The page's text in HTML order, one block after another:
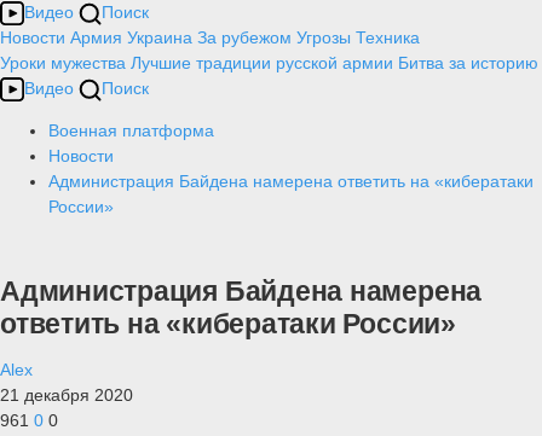
Видео
Поиск
Новости Армия Украина За рубежом Угрозы Техника
Уроки мужества Лучшие традиции русской армии Битва за историю
Видео
Поиск
Военная платформа
Новости
Администрация Байдена намерена ответить на «кибератаки
России»
Администрация Байдена намерена
ответить на «кибератаки России»
Alex
21 декабря 2020
961 0 0